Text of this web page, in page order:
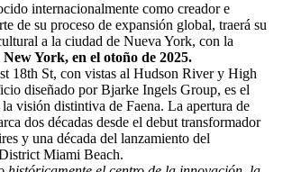
internacionalmente como creador e
de su proceso de expansión global, traerá su
a la ciudad de Nueva York, con la
York, en el otoño de 2025.
18th St, con vistas al Hudson River y High
diseñado por Bjarke Ingels Group, es el
visión distintiva de Faena. La apertura de
dos décadas desde el debut transformador
y una década del lanzamiento del
Miami Beach.